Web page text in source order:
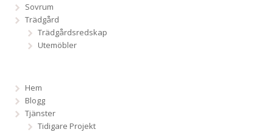
Sovrum
Trädgård
Trädgårdsredskap
Utemöbler
Hem
Blogg
Tjänster
Tidigare Projekt